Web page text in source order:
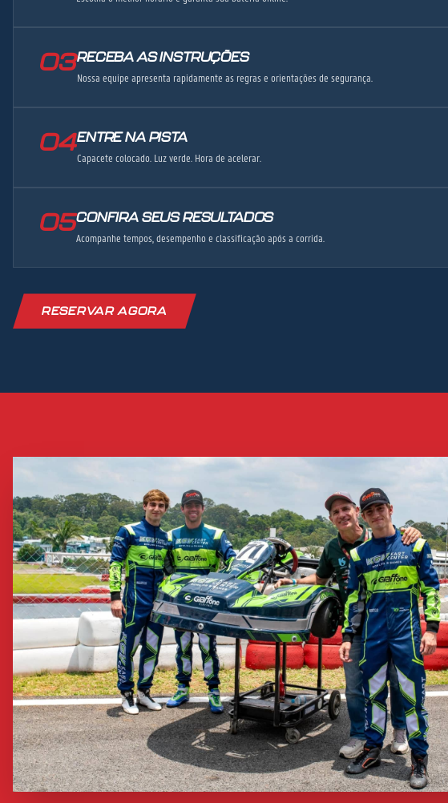
03RECEBA AS INSTRUÇÕES
Nossa equipe apresenta rapidamente as regras e orientações de segurança.
04ENTRE NA PISTA
Capacete colocado. Luz verde. Hora de acelerar.
05CONFIRA SEUS RESULTADOS
Acompanhe tempos, desempenho e classificação após a corrida.
RESERVAR AGORA